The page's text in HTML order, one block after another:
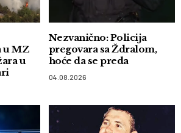
u MZ
u
Nezvanično: Policija
pregovara sa Ždralom,
hoće da se preda
04.08.2026